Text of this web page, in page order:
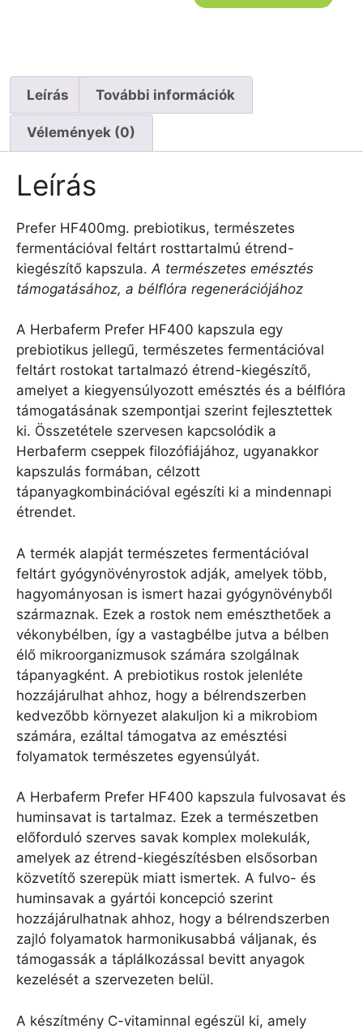
Leírás További információk
Vélemények (0)
Leírás
Prefer HF400mg. prebiotikus, természetes
fermentációval feltárt rosttartalmú étrend-
kiegészítő kapszula. A természetes emésztés
támogatásához, a bélflóra regenerációjához
A Herbaferm Prefer HF400 kapszula egy
prebiotikus jellegű, természetes fermentációval
feltárt rostokat tartalmazó étrend-kiegészítő,
amelyet a kiegyensúlyozott emésztés és a bélflóra
támogatásának szempontjai szerint fejlesztettek
ki. Összetétele szervesen kapcsolódik a
Herbaferm cseppek filozófiájához, ugyanakkor
kapszulás formában, célzott
tápanyagkombinációval egészíti ki a mindennapi
étrendet.
A termék alapját természetes fermentációval
feltárt gyógynövényrostok adják, amelyek több,
hagyományosan is ismert hazai gyógynövényből
származnak. Ezek a rostok nem emészthetőek a
vékonybélben, így a vastagbélbe jutva a bélben
élő mikroorganizmusok számára szolgálnak
tápanyagként. A prebiotikus rostok jelenléte
hozzájárulhat ahhoz, hogy a bélrendszerben
kedvezőbb környezet alakuljon ki a mikrobiom
számára, ezáltal támogatva az emésztési
folyamatok természetes egyensúlyát.
A Herbaferm Prefer HF400 kapszula fulvosavat és
huminsavat is tartalmaz. Ezek a természetben
előforduló szerves savak komplex molekulák,
amelyek az étrend-kiegészítésben elsősorban
közvetítő szerepük miatt ismertek. A fulvo- és
huminsavak a gyártói koncepció szerint
hozzájárulhatnak ahhoz, hogy a bélrendszerben
zajló folyamatok harmonikusabbá váljanak, és
támogassák a táplálkozással bevitt anyagok
kezelését a szervezeten belül.
A készítmény C-vitaminnal egészül ki, amely